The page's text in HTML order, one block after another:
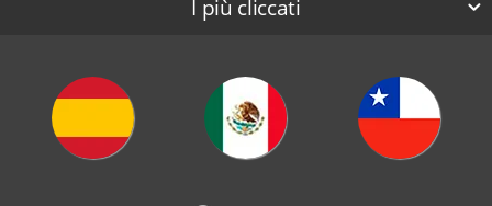
I più cliccati